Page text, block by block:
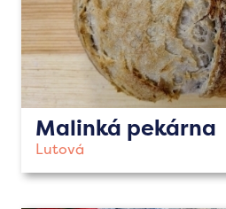
Malinká pekárna
Lutová